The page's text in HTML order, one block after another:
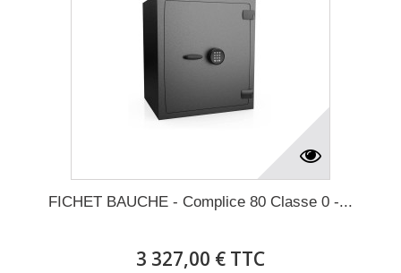
FICHET BAUCHE - Complice 80 Classe 0 -...
3 327,00 € TTC